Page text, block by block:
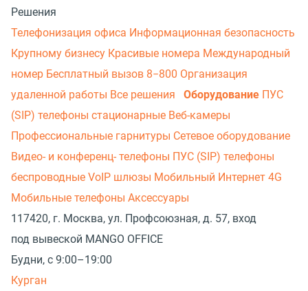
Решения
Телефонизация офиса Информационная безопасность
Крупному бизнесу Красивые номера Международный
номер Бесплатный вызов 8−800 Организация
удаленной работы Все решения Оборудование ПУС
(SIP) телефоны стационарные Веб-камеры
Профессиональные гарнитуры Сетевое оборудование
Видео- и конференц- телефоны ПУС (SIP) телефоны
беспроводные VoIP шлюзы Мобильный Интернет 4G
Мобильные телефоны Аксессуары
117420, г. Москва, ул. Профсоюзная, д. 57, вход
под вывеской MANGO OFFICE
Будни, с 9:00–19:00
Курган